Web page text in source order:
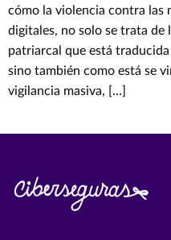
cómo la violencia contra las
digitales, no solo se trata de
patriarcal que está
sino también como está se
vigilancia masiva, […]